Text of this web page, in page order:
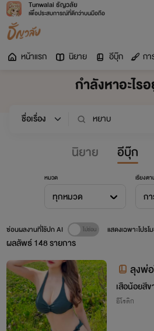
Tunwalai ธัญวลัย
เพื่อประสบการณ์ที่ดีกว่าบนมือถือ
หน้าแรก นิยาย อีบุ๊ก ก
กำลังหาอะไร
นิยาย อีบุ๊ก
หมวด
ทุกหมวด
เรียงต
ก
ผลลัพธ์148รายการ
ซ่อนผลงานที่ใช้ปก AI แสดงเฉพาะโปรโ
ลุงพ่
นา
เสือน้อยสีข
อีโรติก